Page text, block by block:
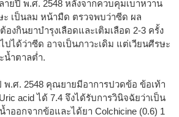
ายปี พ.ศ. 2548 หลังจากควบคุมเบาหวาน
ะ เป็นลม หน้ามืด ตรวจพบว่าซีด ผล
องกินยาบำรุงเลือดและเติมเลือด 2-3 ครั้ง
ปได้ว่าซีด อาจเป็นภาวะเดิม แต่เวียนศีรษะ
น้ำตาลต่ำ.
พ.ศ. 2548 คุณยายมีอาการปวดข้อ ข้อเท้า
acid ได้ 7.4 จึงได้รับการวินิจฉัยว่าเป็น
ออกจากข้อและได้ยา Colchicine (0.6) 1